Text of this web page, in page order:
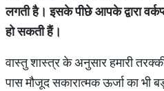
लगती है। इसके पीछे आपके द्वारा
हो सकती हैं।
वास्तु शास्त्र के अनुसार हमारी
पास मौजूद सकारात्मक ऊर्जा का भी